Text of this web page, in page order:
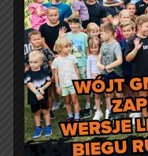
e-doręczenia:
adres email:
tel. 44 631-71-22
Godziny otwarcia
pon.: 9:00 – 17:00